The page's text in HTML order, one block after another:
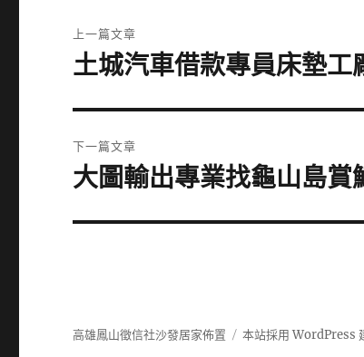
章
上一篇文章
上
篇
文
章:
土城汽車借款專員床墊
下一篇文章
下
篇
大圖輸出專業找龜山島
高雄鳳山徵信社沙發居家佈置 本站採用 WordPress